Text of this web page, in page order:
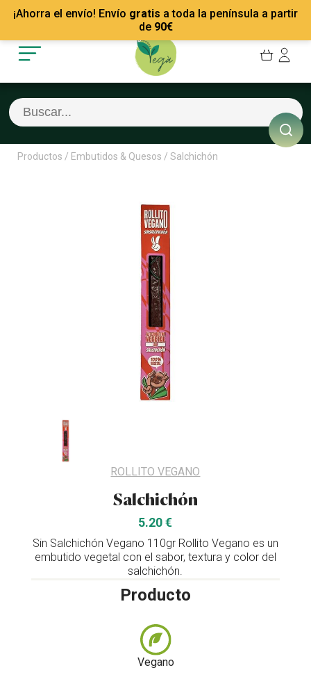
¡Ahorra el envío! Envío gratis a toda la península a partir
de 90€
Mis Pedidos
Mis favoritos
Cerrar sesión
Recetas
Empresas
Contacto
Productos / Embutidos & Quesos / Salchichón
ROLLITO VEGANO
Salchichón
5.20 €
Sin Salchichón Vegano 110gr Rollito Vegano es un
embutido vegetal con el sabor, textura y color del
salchichón.
Producto
Vegano